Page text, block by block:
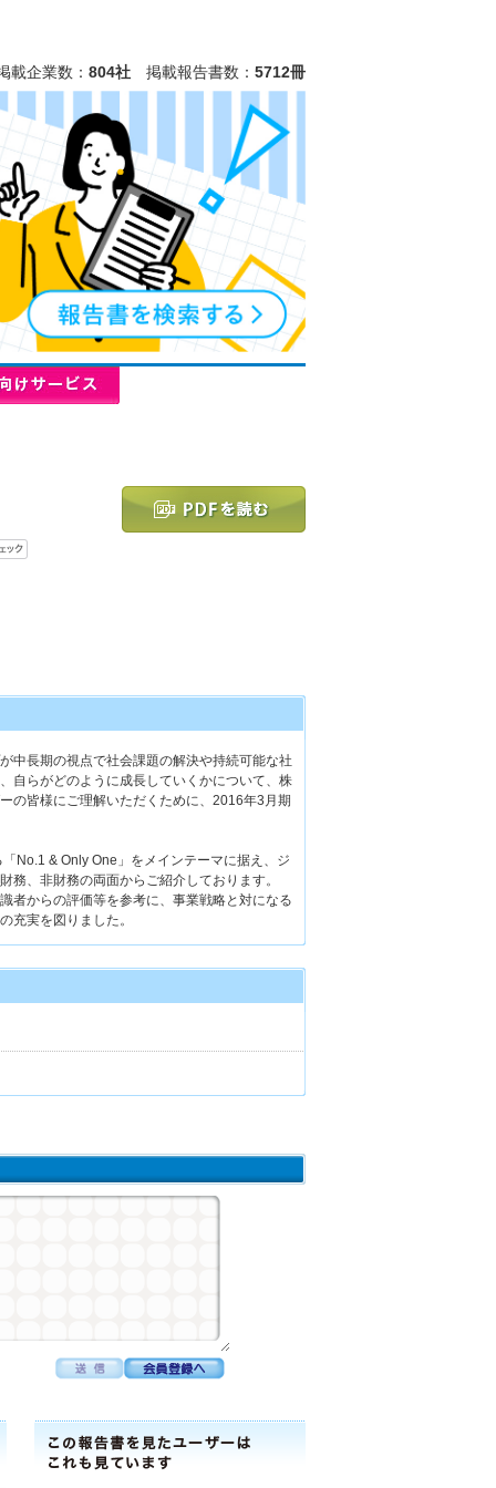
載企業数： 804社 掲載報告書数： 5712冊
中長期の視点で社会課題の解決や持続可能な社
自らがどのように成長していくかについて、株
の皆様にご理解いただくために、2016年3月期
No.1 & Only One」をメインテーマに据え、ジ
務、非財務の両面からご紹介しております。
者からの評価等を参考に、事業戦略と対になる
充実を図りました。